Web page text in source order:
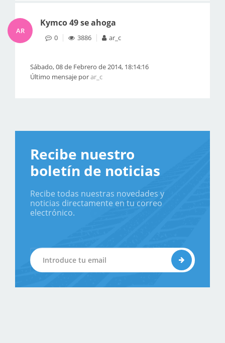
AR
Kymco 49 se ahoga
0 3886 ar_c
Sábado, 08 de Febrero de 2014, 18:14:16
Último mensaje porar_c
Recibe nuestro
boletín de noticias
Recibe todas nuestras novedades y
noticias directamente en tu correo
electrónico.